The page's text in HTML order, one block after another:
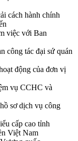
cách hành chính
việc với Ban
công tác đại sứ quán
động của đơn vị
vụ CCHC và
sơ dịch vụ công
cấp cao tỉnh
Việt Nam